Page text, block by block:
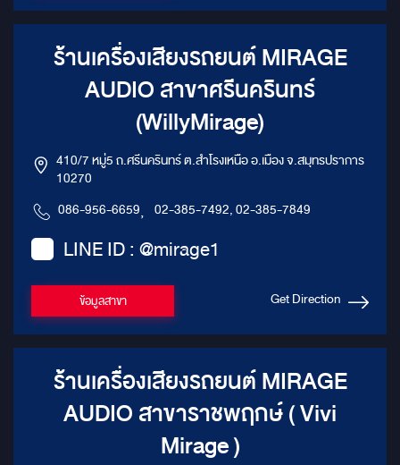
ร้านเครื่องเสียงรถยนต์ MIRAGE
AUDIO สาขาศรีนครินทร์
(WillyMirage)
410/7 หมู่5 ถ.ศรีนครินทร์ ต.สำโรงเหนือ อ.เมือง จ.สมุทรปราการ
10270
086-956-6659, 02-385-7492, 02-385-7849
LINE ID : @mirage1
ข้อมูลสาขา Get Direction
ร้านเครื่องเสียงรถยนต์ MIRAGE
AUDIO สาขาราชพฤกษ์ ( Vivi
Mirage )